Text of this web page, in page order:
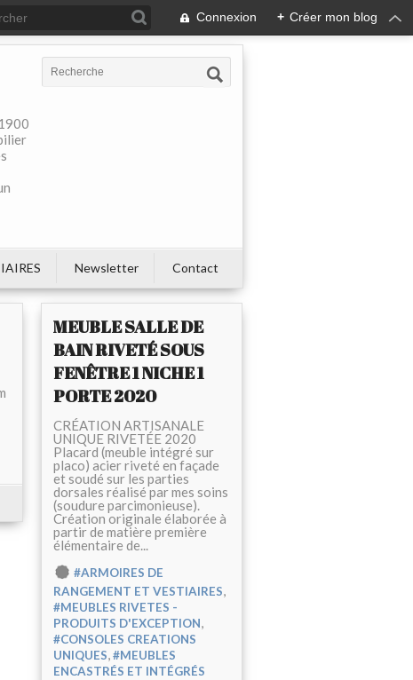
Connexion + Créer mon blog
Newsletter Contact
MEUBLE SALLE DE
BAIN RIVETÉ SOUS
FENÊTRE 1 NICHE 1
PORTE 2020
CRÉATION ARTISANALE
UNIQUE RIVETÉE 2020
Placard (meuble intégré sur
placo) acier riveté en façade
et soudé sur les parties
dorsales réalisé par mes soins
(soudure parcimonieuse).
Création originale élaborée à
partir de matière première
élémentaire de...
#ARMOIRES DE
RANGEMENT ET VESTIAIRES,
#MEUBLES RIVETES -
PRODUITS D'EXCEPTION,
#CONSOLES CREATIONS
UNIQUES,#MEUBLES
ENCASTRÉS ET INTÉGRÉS